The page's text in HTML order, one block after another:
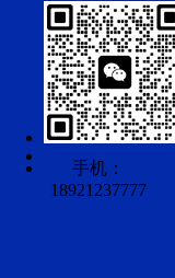
手机：
18921237777